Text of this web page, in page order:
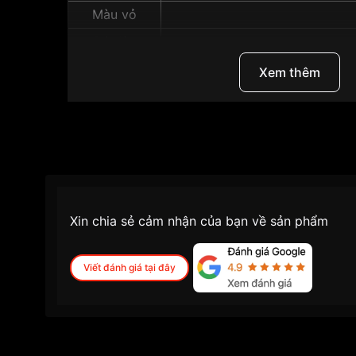
Màu vỏ
"Seiko 26mm Nữ
Xem thêm
Xin chia sẻ cảm nhận của bạn về sản phẩm
Viết đánh giá tại đây